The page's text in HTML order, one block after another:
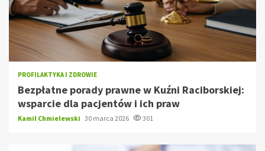
PROFILAKTYKA I ZDROWIE
Bezpłatne porady prawne w Kuźni Raciborskiej:
wsparcie dla pacjentów i ich praw
Kamil Chmielewski 30 marca 2026 301